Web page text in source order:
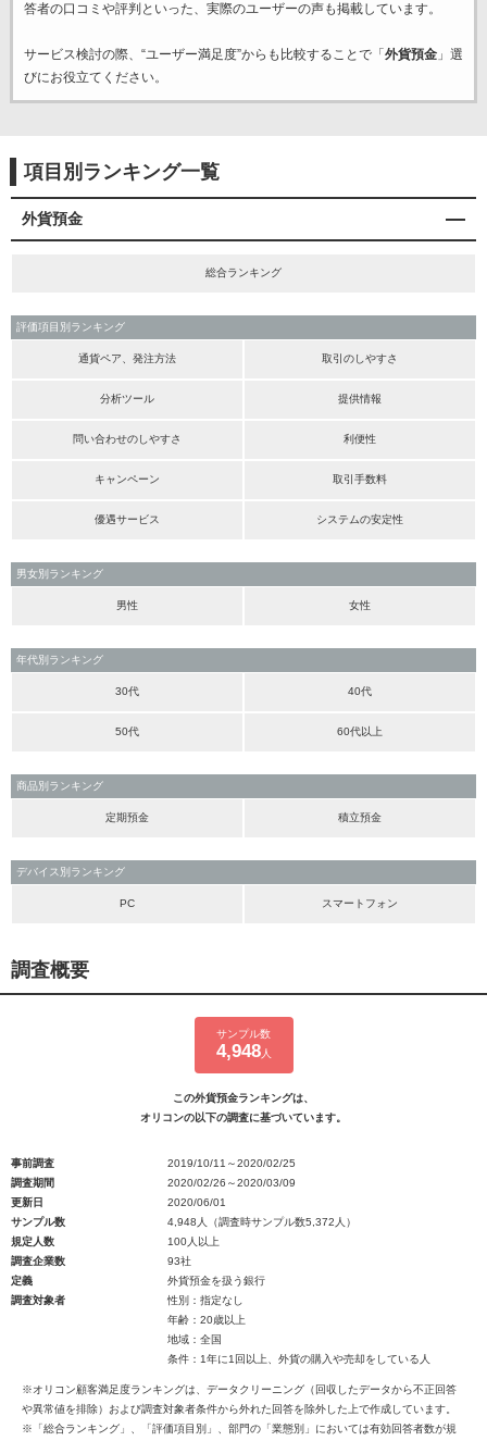
答者の口コミや評判といった、実際のユーザーの声も掲載しています。
サービス検討の際、“ユーザー満足度”からも比較することで「 外貨預金」選
びにお役立てください。
項目別ランキング一覧
外貨預金
総合ランキング
評価項目別ランキング
通貨ペア、発注方法 取引のしやすさ
分析ツール 提供情報
問い合わせのしやすさ 利便性
キャンペーン 取引手数料
優遇サービス システムの安定性
男女別ランキング
男性 女性
年代別ランキング
30代 40代
50代 60代以上
商品別ランキング
定期預金 積立預金
デバイス別ランキング
PC スマートフォン
調査概要
サンプル数
4,948人
この外貨預金ランキングは、
オリコンの以下の調査に基づいています。
事前調査
2019/10/11～2020/02/25
調査期間
2020/02/26～2020/03/09
更新日
2020/06/01
サンプル数
4,948人（調査時サンプル数5,372人）
規定人数
100人以上
調査企業数
93社
定義
外貨預金を扱う銀行
調査対象者
性別：指定なし
年齢：20歳以上
地域：全国
条件：1年に1回以上、外貨の購入や売却をしている人
※オリコン顧客満足度ランキングは、データクリーニング（回収したデータから不正回答
や異常値を排除）および調査対象者条件から外れた回答を除外した上で作成しています。
※「総合ランキング」、「評価項目別」、部門の「業態別」においては有効回答者数が規